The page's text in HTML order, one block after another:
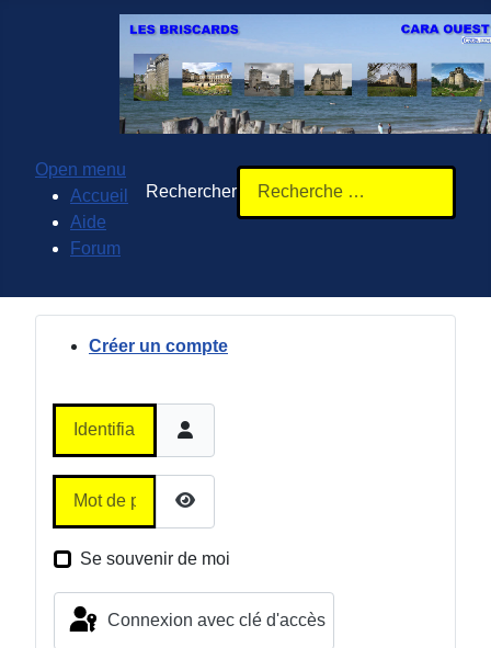
Open menu
Accueil
Aide
Forum
Rechercher
Créer un compte
Afficher le mot de passe
Se souvenir de moi
Connexion avec clé d'accès